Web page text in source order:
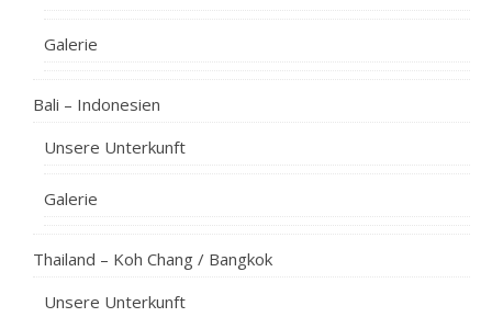
Galerie
Bali – Indonesien
Unsere Unterkunft
Galerie
Thailand – Koh Chang / Bangkok
Unsere Unterkunft